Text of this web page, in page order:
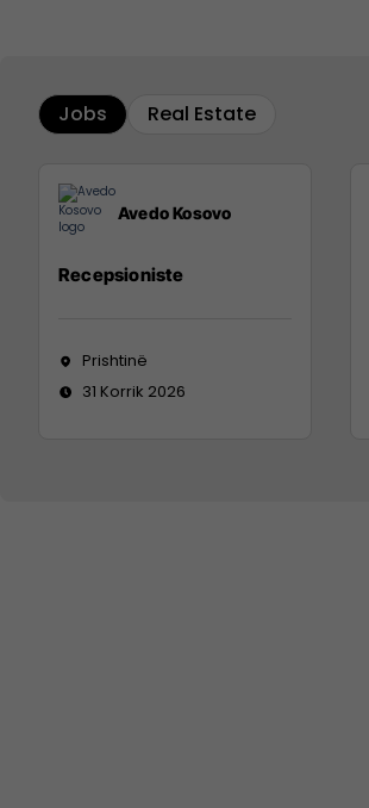
Jobs Real Estate
Avedo Kosovo
Recepsioniste
Prishtinë
31 Korrik 2026